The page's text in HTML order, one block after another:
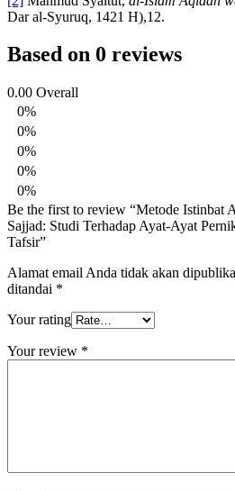
Dar al-Syuruq, 1421 H),12.
Based on 0 reviews
0.00 Overall
0%
0%
0%
0%
0%
Be the first to review “Metode Istinbat
Sajjad: Studi Terhadap Ayat-Ayat
Tafsir”
Alamat email Anda tidak akan
ditandai *
Your rating
Your review *